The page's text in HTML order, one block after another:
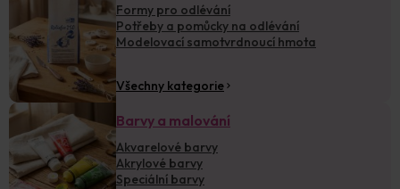
Formy pro odlévání
Potřeby a pomůcky na odlévání
Modelovací samotvrdnoucí hmota
Všechny kategorie
Barvy a malování
Akvarelové barvy
Akrylové barvy
Speciální barvy